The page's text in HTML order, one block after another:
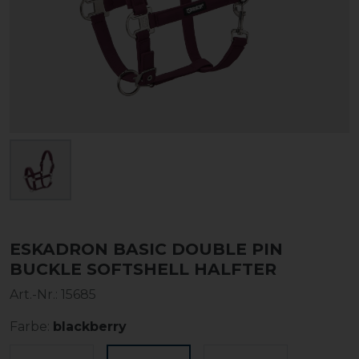
ESKADRON BASIC DOUBLE PIN
BUCKLE SOFTSHELL HALFTER
Art.-Nr.: 15685
Farbe: blackberry